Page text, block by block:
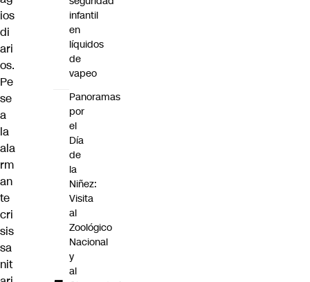
ios
di
ari
os.
Pe
se
a
la
ala
rm
an
te
cri
sis
sa
nit
infantil
en
líquidos
de
vapeo
Panoramas
por
el
Día
de
la
Niñez:
Visita
al
Zoológico
Nacional
y
al